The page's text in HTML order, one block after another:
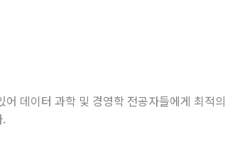
데이터 과학 및 경영학 전공자들에게 최적의
.